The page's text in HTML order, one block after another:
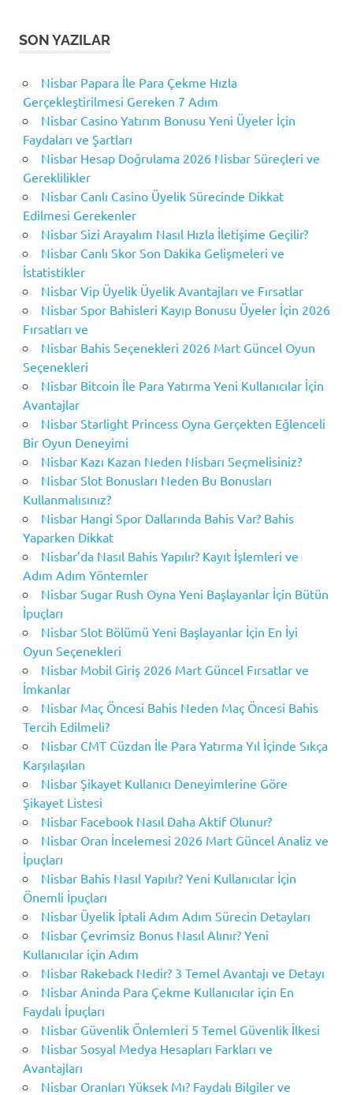
SON YAZILAR
Nisbar Papara İle Para Çekme Hızla
Gerçekleştirilmesi Gereken 7 Adım
Nisbar Casino Yatırım Bonusu Yeni Üyeler İçin
Faydaları ve Şartları
Nisbar Hesap Doğrulama 2026 Nisbar Süreçleri ve
Gereklilikler
Nisbar Canlı Casino Üyelik Sürecinde Dikkat
Edilmesi Gerekenler
Nisbar Sizi Arayalım Nasıl Hızla İletişime Geçilir?
Nisbar Canlı Skor Son Dakika Gelişmeleri ve
İstatistikler
Nisbar Vip Üyelik Üyelik Avantajları ve Fırsatlar
Nisbar Spor Bahisleri Kayıp Bonusu Üyeler İçin 2026
Fırsatları ve
Nisbar Bahis Seçenekleri 2026 Mart Güncel Oyun
Seçenekleri
Nisbar Bitcoin İle Para Yatırma Yeni Kullanıcılar İçin
Avantajlar
Nisbar Starlight Princess Oyna Gerçekten Eğlenceli
Bir Oyun Deneyimi
Nisbar Kazı Kazan Neden Nisbarı Seçmelisiniz?
Nisbar Slot Bonusları Neden Bu Bonusları
Kullanmalısınız?
Nisbar Hangi Spor Dallarında Bahis Var? Bahis
Yaparken Dikkat
Nisbar’da Nasıl Bahis Yapılır? Kayıt İşlemleri ve
Adım Adım Yöntemler
Nisbar Sugar Rush Oyna Yeni Başlayanlar İçin Bütün
İpuçları
Nisbar Slot Bölümü Yeni Başlayanlar İçin En İyi
Oyun Seçenekleri
Nisbar Mobil Giriş 2026 Mart Güncel Fırsatlar ve
İmkanlar
Nisbar Maç Öncesi Bahis Neden Maç Öncesi Bahis
Tercih Edilmeli?
Nisbar CMT Cüzdan İle Para Yatırma Yıl İçinde Sıkça
Karşılaşılan
Nisbar Şikayet Kullanıcı Deneyimlerine Göre
Şikayet Listesi
Nisbar Facebook Nasıl Daha Aktif Olunur?
Nisbar Oran İncelemesi 2026 Mart Güncel Analiz ve
İpuçları
Nisbar Bahis Nasıl Yapılır? Yeni Kullanıcılar İçin
Önemli İpuçları
Nisbar Üyelik İptali Adım Adım Sürecin Detayları
Nisbar Çevrimsiz Bonus Nasıl Alınır? Yeni
Kullanıcılar için Adım
Nisbar Rakeback Nedir? 3 Temel Avantajı ve Detayı
Nisbar Aninda Para Çekme Kullanıcılar için En
Faydalı İpuçları
Nisbar Güvenlik Önlemleri 5 Temel Güvenlik İlkesi
Nisbar Sosyal Medya Hesapları Farkları ve
Avantajları
Nisbar Oranları Yüksek Mı? Faydalı Bilgiler ve